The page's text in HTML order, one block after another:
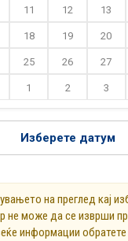
11 12 13
18 19 20
25 26 27
1 2 3
Изберете датум
на преглед кај
не може да се изврши
информации обратете